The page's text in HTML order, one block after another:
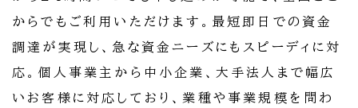
からでもご利用いただけます。最短即日での資金
調達が実現し、急な資金ニーズにもスピーディに対
応。個人事業主から中小企業、大手法人まで幅広
いお客様に対応しており、業種や事業規模を問わ